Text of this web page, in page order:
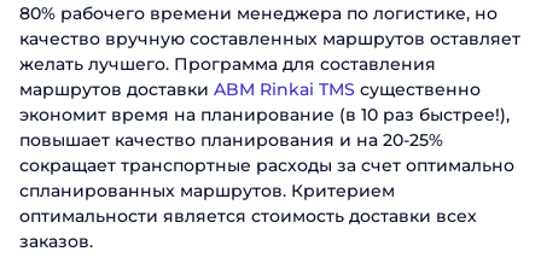
80% рабочего времени менеджера по логистике, но
качество вручную составленных маршрутов оставляет
желать лучшего. Программа для составления
маршрутов доставки ABM Rinkai TMS существенно
экономит время на планирование (в 10 раз быстрее!),
повышает качество планирования и на 20-25%
сокращает транспортные расходы за счет оптимально
спланированных маршрутов. Критерием
оптимальности является стоимость доставки всех
заказов.